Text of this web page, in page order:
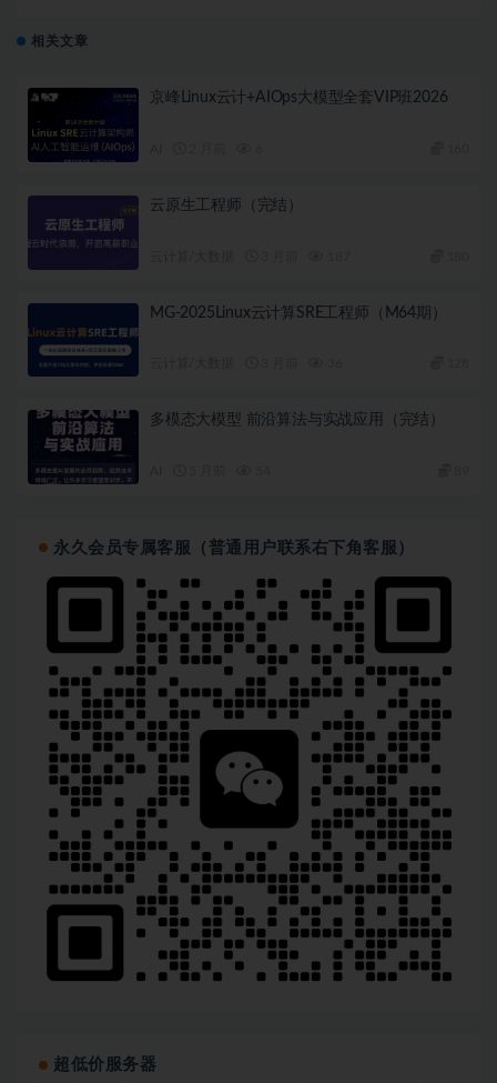
相关文章
京峰Linux云计+AIOps大模型全套VIP班2026
云原生工程师（完结）
MG-2025Linux云计算SRE工程师（M64期）
多模态大模型 前沿算法与实战应用（完结）
永久会员专属客服（普通用户联系右下角客服）
超低价服务器